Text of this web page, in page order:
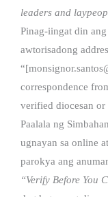
leaders and
Pinag-iingat din
awtorisadong
“[
correspondence
verified diocesan
Paalala ng
ugnayan sa online
parokya ang
“Verify Before You